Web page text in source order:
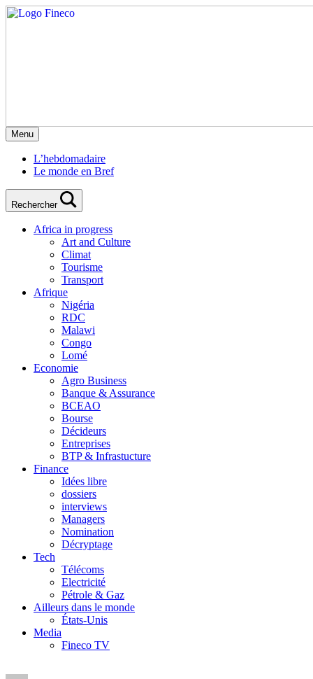
Menu
L’hebdomadaire
Le monde en Bref
Rechercher
Africa in progress
Art and Culture
Climat
Tourisme
Transport
Afrique
Nigéria
RDC
Malawi
Congo
Lomé
Economie
Agro Business
Banque & Assurance
BCEAO
Bourse
Décideurs
Entreprises
BTP & Infrastucture
Finance
Idées libre
dossiers
interviews
Managers
Nomination
Décryptage
Tech
Télécoms
Electricité
Pétrole & Gaz
Ailleurs dans le monde
États-Unis
Media
Fineco TV